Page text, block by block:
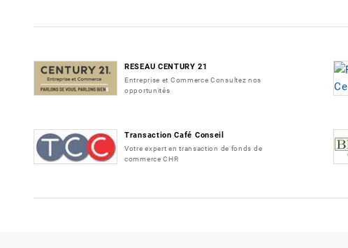
RESEAU CENTURY 21
Entreprise et Commerce Consultez nos
opportunités
Transaction Café Conseil
Votre expert en transaction de fonds de
commerce CHR